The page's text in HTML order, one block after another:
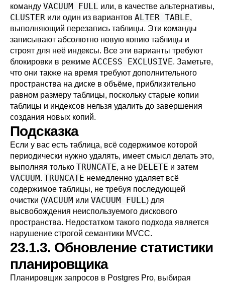
команду VACUUM FULL или, в качестве альтернативы,
CLUSTER или один из вариантов ALTER TABLE,
выполняющий перезапись таблицы. Эти команды
записывают абсолютно новую копию таблицы и
строят для неё индексы. Все эти варианты требуют
блокировки в режиме ACCESS EXCLUSIVE. Заметьте,
что они также на время требуют дополнительного
пространства на диске в объёме, приблизительно
равном размеру таблицы, поскольку старые копии
таблицы и индексов нельзя удалить до завершения
создания новых копий.
Подсказка
Если у вас есть таблица, всё содержимое которой
периодически нужно удалять, имеет смысл делать это,
выполняя только TRUNCATE, а не DELETE и затем
VACUUM. TRUNCATE немедленно удаляет всё
содержимое таблицы, не требуя последующей
очистки (VACUUM или VACUUM FULL) для
высвобождения неиспользуемого дискового
пространства. Недостатком такого подхода является
нарушение строгой семантики MVCC.
23.1.3. Обновление статистики
планировщика
Планировщик запросов в Postgres Pro, выбирая